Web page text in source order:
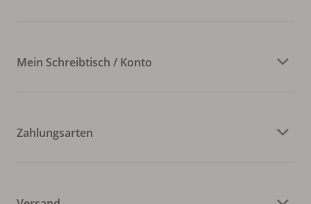
Mein Schreibtisch / Konto
Zahlungsarten